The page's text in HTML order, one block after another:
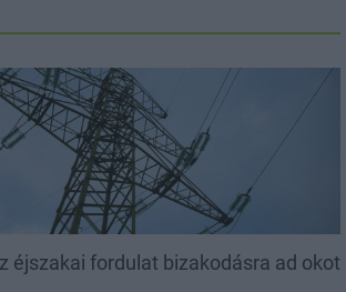
éjszakai fordulat bizakodásra ad okot